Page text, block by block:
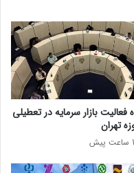
فعالیت بازار سرمایه در تعطیلی